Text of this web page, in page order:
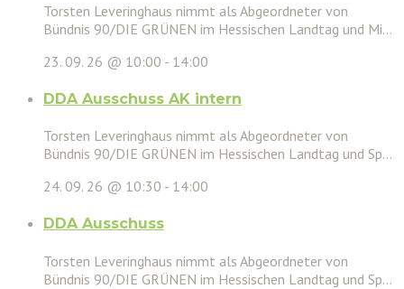
Torsten Leveringhaus nimmt als Abgeordneter von
Bündnis 90/DIE GRÜNEN im Hessischen Landtag und Mi...
23. 09. 26 @ 10:00 - 14:00
DDA Ausschuss AK intern
Torsten Leveringhaus nimmt als Abgeordneter von
Bündnis 90/DIE GRÜNEN im Hessischen Landtag und Sp...
24. 09. 26 @ 10:30 - 14:00
DDA Ausschuss
Torsten Leveringhaus nimmt als Abgeordneter von
Bündnis 90/DIE GRÜNEN im Hessischen Landtag und Sp...